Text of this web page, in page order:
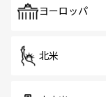
で、ホ
ヨーロッパ
北米